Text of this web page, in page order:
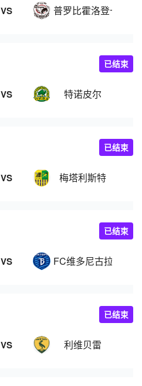
VS 普罗比霍洛登卡
VS 特诺皮尔
已结束
VS 梅塔利斯特
已结束
VS FC维多尼古拉耶夫卡
已结束
VS 利维贝雷
已结束